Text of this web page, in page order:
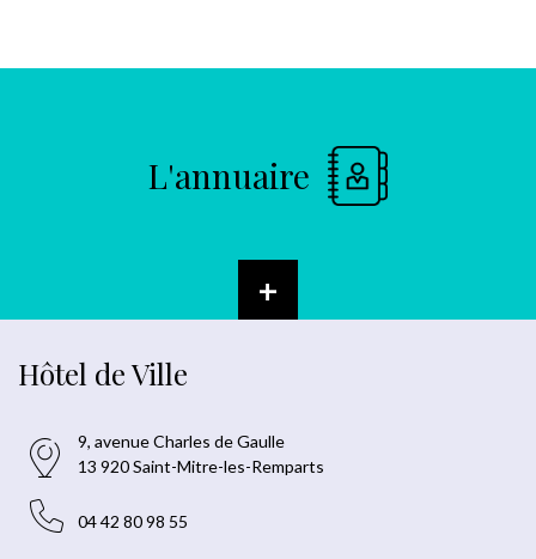
L'annuaire
+
Hôtel de Ville
9, avenue Charles de Gaulle
13 920 Saint-Mitre-les-Remparts
04 42 80 98 55